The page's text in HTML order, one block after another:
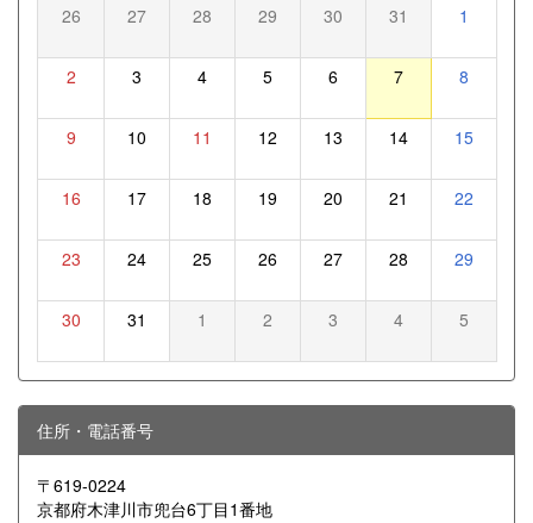
26 27 28 29 30 31 1
2 3 4 5 6 7 8
9 10 11 12 13 14 15
16 17 18 19 20 21 22
23 24 25 26 27 28 29
30 31 1 2 3 4 5
住所・電話番号
〒619-0224
京都府木津川市兜台6丁目1番地